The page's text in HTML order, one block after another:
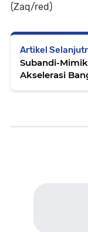
(Zaq/red)
Artikel
Subandi-
Akselerasi